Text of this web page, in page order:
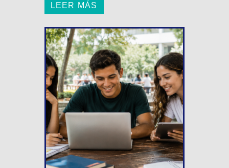
LEER MÁS